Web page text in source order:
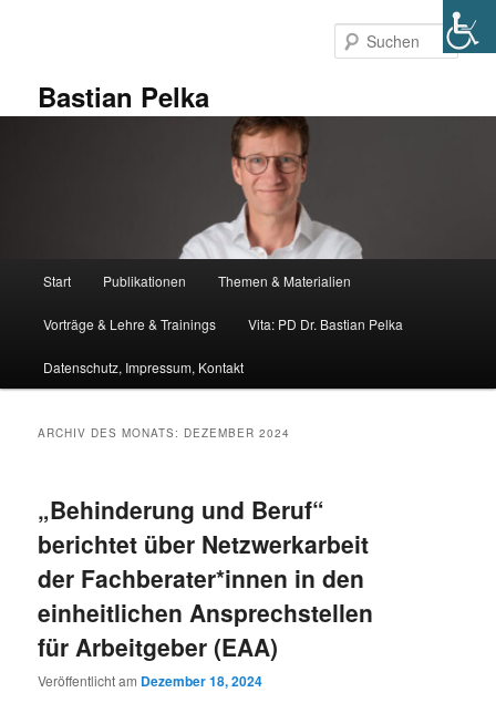
Bastian Pelka
Start Publikationen Themen & Materialien
Vorträge & Lehre & Trainings Vita: PD Dr. Bastian Pelka
Datenschutz, Impressum, Kontakt
ARCHIV DES MONATS: DEZEMBER 2024
„Behinderung und Beruf“
berichtet über Netzwerkarbeit
der Fachberater*innen in den
einheitlichen Ansprechstellen
für Arbeitgeber (EAA)
Veröffentlicht am Dezember 18, 2024